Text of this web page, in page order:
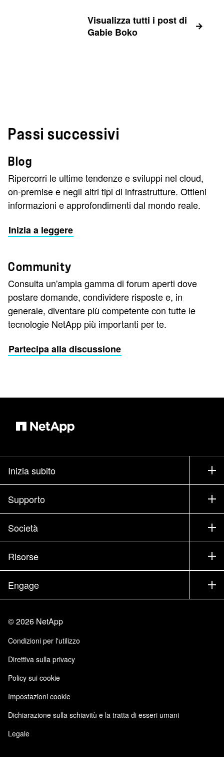
Visualizza tutti i post di
Gabie Boko
Passi successivi
Blog
Ripercorri le ultime tendenze e sviluppi nel cloud,
on-premise e negli altri tipi di infrastrutture. Ottieni
informazioni e approfondimenti dal mondo reale.
Inizia a leggere
Community
Consulta un'ampia gamma di forum aperti dove
postare domande, condividere risposte e, in
generale, diventare più competente con tutte le
tecnologie NetApp più importanti per te.
Partecipa alla discussione
Inizia subito
Come acquistare
Contatta il commerciale
Trova un partner
Executive briefing
Elenco prodotti A-Z
Supporto
Supporto
Training
Documentazione
Community
Impara
Società
Società
Partner
Offerte di lavoro
Trust Center
Responsabilità e sostenibilità
Certificazioni di qualità
NetApp Instaclustr
Risorse
Newsroom
Eventi
Blog
Esperienza del cliente
Testimonianze dei clienti
Engage
Feedback sito
Accessibilità
Iscrizioni email
NetApp P. Iva 02655930960
Modello 231
©2026 NetApp
Condizioni per l'utilizzo
Direttiva sulla privacy
Policy sui cookie
Impostazioni cookie
Dichiarazione sulla schiavitù e la tratta di esseri umani
Legale